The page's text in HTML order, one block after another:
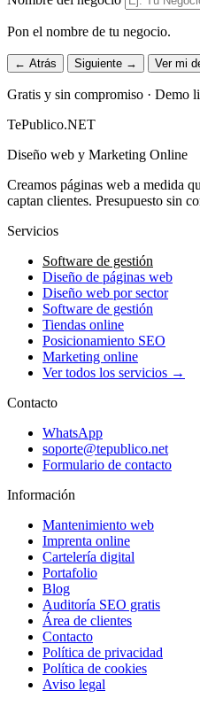
Pon el nombre de tu negocio.
← Atrás Siguiente → Ver mi
Gratis y sin compromiso · Demo
TePublico.NET
Diseño web y Marketing Online
Creamos páginas web a medida
captan clientes. Presupuesto sin
Servicios
Software de gestión
Diseño de páginas web
Diseño web por sector
Software de gestión
Tiendas online
Posicionamiento SEO
Marketing online
Ver todos los servicios →
Contacto
WhatsApp
soporte@tepublico.net
Formulario de contacto
Información
Mantenimiento web
Imprenta online
Cartelería digital
Portafolio
Blog
Auditoría SEO gratis
Área de clientes
Contacto
Política de privacidad
Política de cookies
Aviso legal